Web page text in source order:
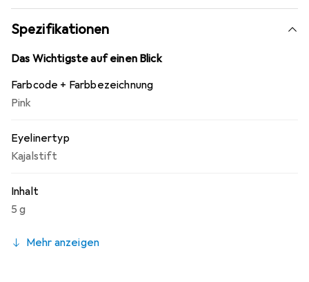
Spezifikationen
Das Wichtigste auf einen Blick
Farbcode + Farbbezeichnung
Pink
Eyelinertyp
Kajalstift
Inhalt
5 g
Mehr anzeigen